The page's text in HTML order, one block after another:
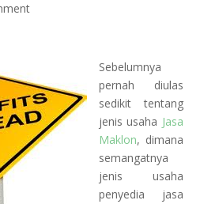
Sebelumnya
pernah diulas
sedikit tentang
jenis usaha Jasa
Maklon, dimana
semangatnya
jenis usaha
penyedia jasa